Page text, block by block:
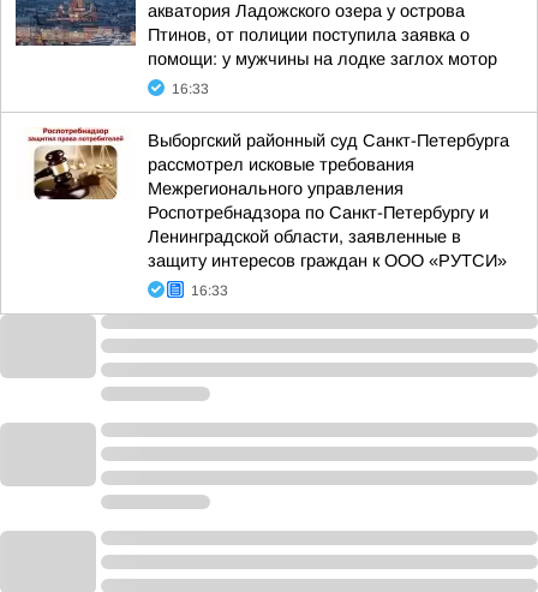
акватория Ладожского озера у острова
Птинов, от полиции поступила заявка о
помощи: у мужчины на лодке заглох мотор
16:33
Выборгский районный суд Санкт-Петербурга
рассмотрел исковые требования
Межрегионального управления
Роспотребнадзора по Санкт-Петербургу и
Ленинградской области, заявленные в
защиту интересов граждан к ООО «РУТСИ»
16:33